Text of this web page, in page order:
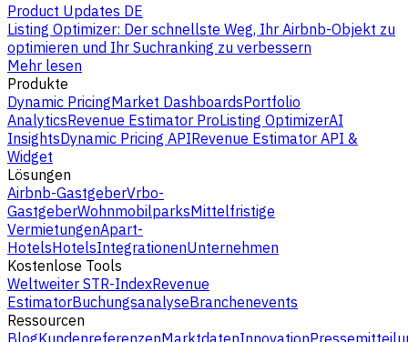
Product Updates DE
Listing Optimizer: Der schnellste Weg, Ihr Airbnb-Objekt zu
optimieren und Ihr Suchranking zu verbessern
Mehr lesen
Produkte
Dynamic PricingMarket DashboardsPortfolio
AnalyticsRevenue Estimator ProListing OptimizerAI
InsightsDynamic Pricing APIRevenue Estimator API &
Widget
Lösungen
Airbnb-GastgeberVrbo-
GastgeberWohnmobilparksMittelfristige
VermietungenApart-
HotelsHotelsIntegrationenUnternehmen
Kostenlose Tools
Weltweiter STR-IndexRevenue
EstimatorBuchungsanalyseBranchenevents
Ressourcen
BlogKundenreferenzenMarktdatenInnovation